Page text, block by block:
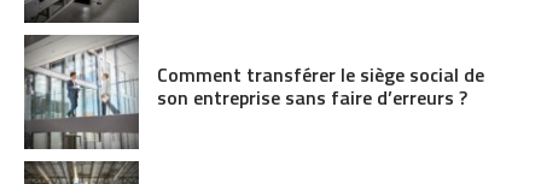
Comment transférer le siège social de
son entreprise sans faire d’erreurs ?